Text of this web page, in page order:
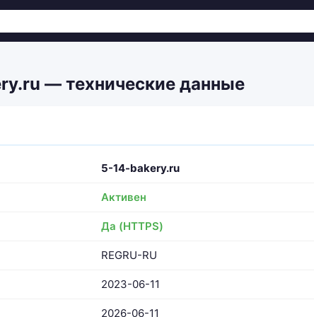
— технические данные
5-14-bakery.ru
Активен
Да (HTTPS)
REGRU-RU
2023-06-11
2026-06-11